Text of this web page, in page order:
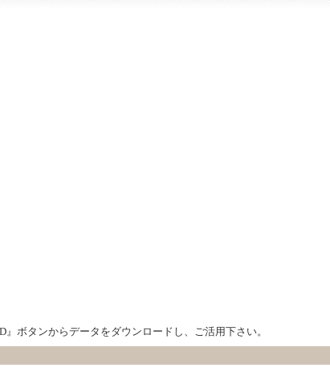
ボタンからデータをダウンロードし、ご活用下さい。